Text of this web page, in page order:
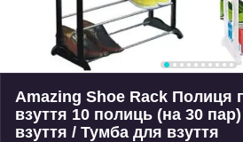
Amazing Shoe Rack Полиця
взуття 10 полиць (на 30
взуття / Тумба для взуття